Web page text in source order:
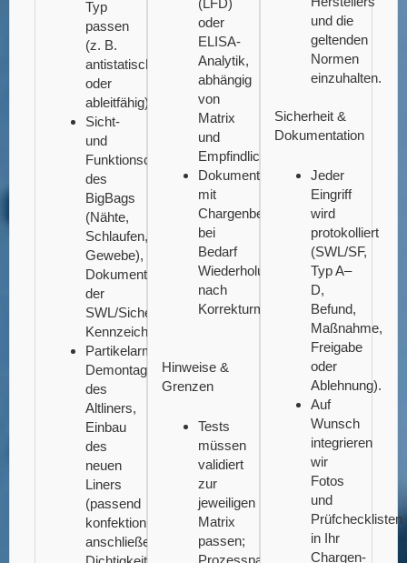
Typ
passen
(z. B.
antistatisch
oder
ableitfähig).
Sicht-
und
Funktionscheck
des
BigBags
(Nähte,
Schlaufen,
Gewebe),
Dokumentation
der
SWL/Sicherheitsfaktor-
Kennzeichnung.
Partikelarme
Demontage
des
Altliners,
Einbau
des
neuen
Liners
(passend
konfektioniert),
anschließende
oder
ELISA-
Analytik,
abhängig
von
Matrix
und
Empfindlichkeit.
Dokumentation
mit
Chargenbezug;
bei
Bedarf
Wiederholungsprüfung
nach
Korrekturmaßnahmen.
Hinweise &
Grenzen
Tests
müssen
validiert
zur
jeweiligen
Matrix
passen;
Prozessparameter
und die
geltenden
Normen
einzuhalten.
Sicherheit &
Dokumentation
Jeder
Eingriff
wird
protokolliert
(SWL/SF,
Typ A–
D,
Befund,
Maßnahme,
Freigabe
oder
Ablehnung).
Auf
Wunsch
integrieren
wir
Fotos
und
Prüfchecklisten
in Ihr
Chargen-